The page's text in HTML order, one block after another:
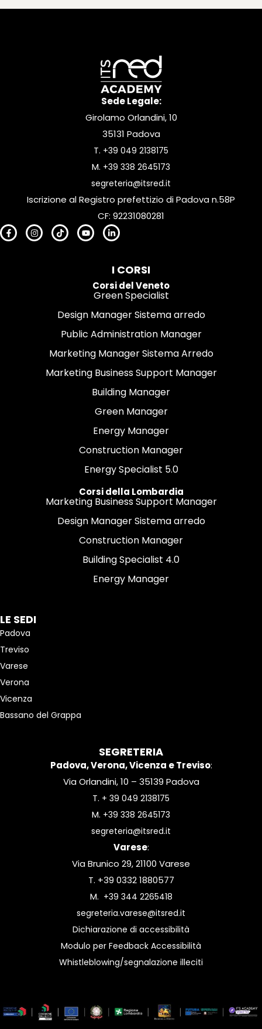
Sede Legale:
Girolamo Orlandini, 10
35131 Padova
T. +39 049 2138175
M. +39 338 2645173
segreteria@itsred.it
Iscrizione al Registro prefettizio di Padova n.58P
CF: 92231080281
I CORSI
Corsi del Veneto
Green Specialist
Design Manager Sistema arredo
Public Administration Manager
Marketing Manager Sistema Arredo
Marketing Business Support Manager
Building Manager
Green Manager
Energy Manager
Construction Manager
Energy Specialist 5.0
Corsi della Lombardia
Marketing Business Support Manager
Design Manager Sistema arredo
Construction Manager
Building Specialist 4.0
Energy Manager
LE SEDI
Padova
Treviso
Varese
Verona
Vicenza
Bassano del Grappa
SEGRETERIA
Padova, Verona, Vicenza e Treviso:
Via Orlandini, 10 – 35139 Padova
T. + 39 049 2138175
M. +39 338 2645173
segreteria@itsred.it
Varese:
Via Brunico 29, 21100 Varese
T. +39 0332 1880577
M. +39 344 2265418
segreteria.varese@itsred.it
Dichiarazione di accessibilità
Modulo per Feedback Accessibilità
Whistleblowing/segnalazione illeciti